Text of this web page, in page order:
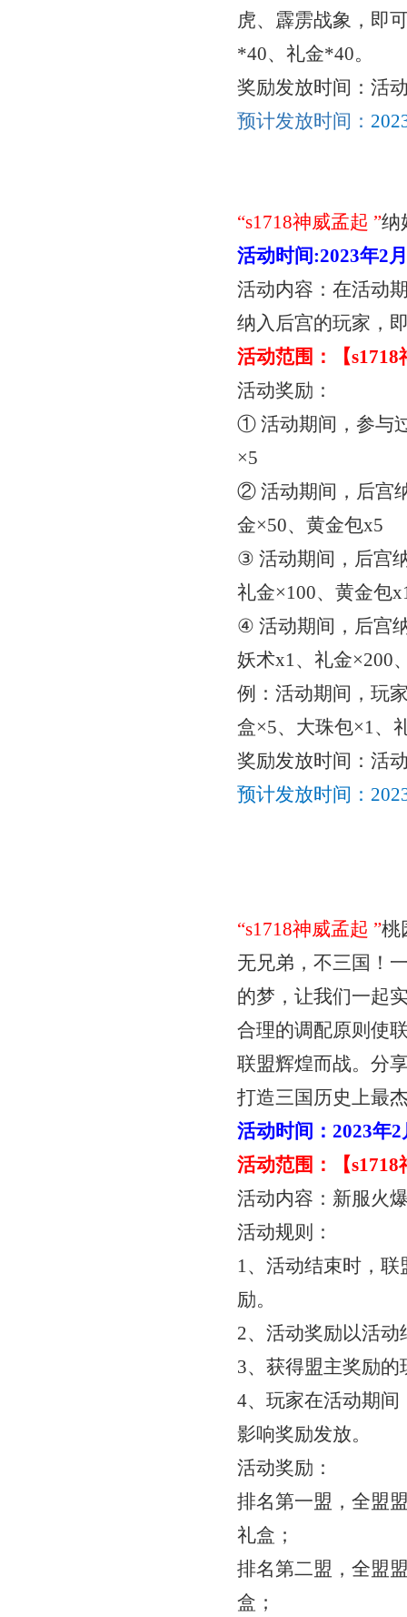
虎、霹雳战象，即
*40、礼金*40。
奖励发放时间：活
预计发放时间：
“s1718神威孟起”纳
活动时间:2023年2
活动内容：在活动
纳入后宫的玩家，
活动范围：【
活动奖励：
① 活动期间，参与
×5
② 活动期间，后宫
金×50、黄金包x5
③ 活动期间，后宫
礼金×100、黄金包
④ 活动期间，后宫
妖术x1、礼金×200
例：活动期间，玩
盒×5、大珠包×1、
奖励发放时间：活
预计发放时间：
“s1718神威孟起”桃
无兄弟，不三国！
的梦，让我们一起
合理的调配原则使
联盟辉煌而战。分
打造三国历史上最
活动时间：2023年
活动范围：【
活动内容：新服火
活动规则：
1、活动结束时，
励。
2、活动奖励以活
3、获得盟主奖励
4、玩家在活动期
影响奖励发放。
活动奖励：
排名第一盟，全盟
礼盒；
排名第二盟，全盟
盒；